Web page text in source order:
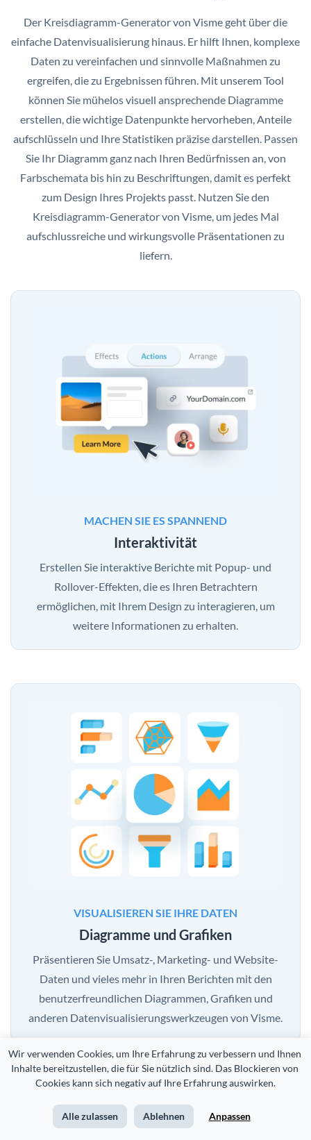
Wir verwenden Cookies, um Ihre Erfahrung zu verbessern und Ihnen
Inhalte bereitzustellen, die für Sie nützlich sind. Das Blockieren von
Cookies kann sich negativ auf Ihre Erfahrung auswirken.
Alle zulassen Ablehnen Anpassen
Der Kreisdiagramm-Generator von Visme geht über die
einfache Datenvisualisierung hinaus. Er hilft Ihnen, komplexe
Daten zu vereinfachen und sinnvolle Maßnahmen zu
ergreifen, die zu Ergebnissen führen. Mit unserem Tool
können Sie mühelos visuell ansprechende Diagramme
erstellen, die wichtige Datenpunkte hervorheben, Anteile
aufschlüsseln und Ihre Statistiken präzise darstellen. Passen
Sie Ihr Diagramm ganz nach Ihren Bedürfnissen an, von
Farbschemata bis hin zu Beschriftungen, damit es perfekt
zum Design Ihres Projekts passt. Nutzen Sie den
Kreisdiagramm-Generator von Visme, um jedes Mal
aufschlussreiche und wirkungsvolle Präsentationen zu
liefern.
MACHEN SIE ES SPANNEND
Interaktivität
Erstellen Sie interaktive Berichte mit Popup- und
Rollover-Effekten, die es Ihren Betrachtern
ermöglichen, mit Ihrem Design zu interagieren, um
weitere Informationen zu erhalten.
VISUALISIEREN SIE IHRE DATEN
Diagramme und Grafiken
Präsentieren Sie Umsatz-, Marketing- und Website-
Daten und vieles mehr in Ihren Berichten mit den
benutzerfreundlichen Diagrammen, Grafiken und
anderen Datenvisualisierungswerkzeugen von Visme.